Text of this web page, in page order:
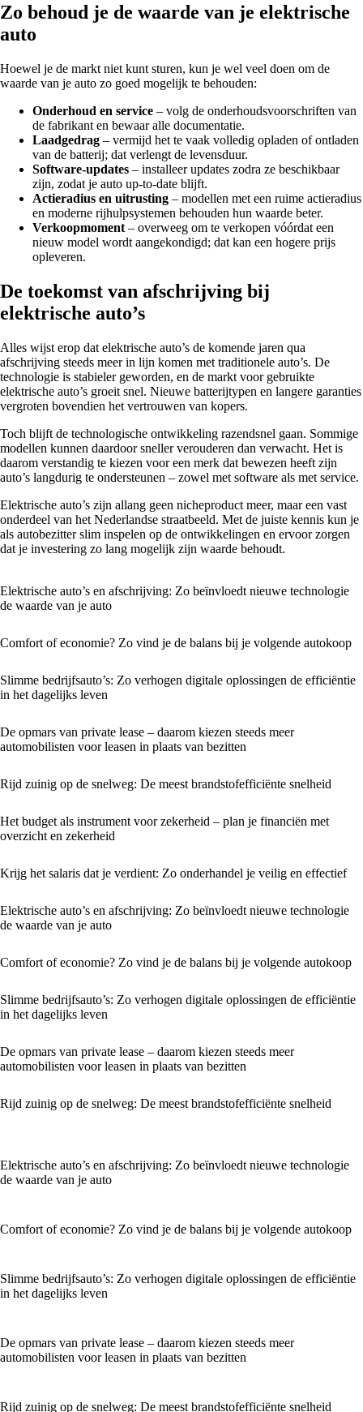
Zo behoud je de waarde van je elektrische
auto
Hoewel je de markt niet kunt sturen, kun je wel veel doen om de
waarde van je auto zo goed mogelijk te behouden:
Onderhoud en service – volg de onderhoudsvoorschriften van
de fabrikant en bewaar alle documentatie.
Laadgedrag – vermijd het te vaak volledig opladen of ontladen
van de batterij; dat verlengt de levensduur.
Software-updates – installeer updates zodra ze beschikbaar
zijn, zodat je auto up-to-date blijft.
Actieradius en uitrusting – modellen met een ruime actieradius
en moderne rijhulpsystemen behouden hun waarde beter.
Verkoopmoment – overweeg om te verkopen vóórdat een
nieuw model wordt aangekondigd; dat kan een hogere prijs
opleveren.
De toekomst van afschrijving bij
elektrische auto’s
Alles wijst erop dat elektrische auto’s de komende jaren qua
afschrijving steeds meer in lijn komen met traditionele auto’s. De
technologie is stabieler geworden, en de markt voor gebruikte
elektrische auto’s groeit snel. Nieuwe batterijtypen en langere garanties
vergroten bovendien het vertrouwen van kopers.
Toch blijft de technologische ontwikkeling razendsnel gaan. Sommige
modellen kunnen daardoor sneller verouderen dan verwacht. Het is
daarom verstandig te kiezen voor een merk dat bewezen heeft zijn
auto’s langdurig te ondersteunen – zowel met software als met service.
Elektrische auto’s zijn allang geen nicheproduct meer, maar een vast
onderdeel van het Nederlandse straatbeeld. Met de juiste kennis kun je
als autobezitter slim inspelen op de ontwikkelingen en ervoor zorgen
dat je investering zo lang mogelijk zijn waarde behoudt.
Elektrische auto’s en afschrijving: Zo beïnvloedt nieuwe technologie
de waarde van je auto
Comfort of economie? Zo vind je de balans bij je volgende autokoop
Slimme bedrijfsauto’s: Zo verhogen digitale oplossingen de efficiëntie
in het dagelijks leven
De opmars van private lease – daarom kiezen steeds meer
automobilisten voor leasen in plaats van bezitten
Rijd zuinig op de snelweg: De meest brandstofefficiënte snelheid
Het budget als instrument voor zekerheid – plan je financiën met
overzicht en zekerheid
Krijg het salaris dat je verdient: Zo onderhandel je veilig en effectief
Elektrische auto’s en afschrijving: Zo beïnvloedt nieuwe technologie
de waarde van je auto
Comfort of economie? Zo vind je de balans bij je volgende autokoop
Slimme bedrijfsauto’s: Zo verhogen digitale oplossingen de efficiëntie
in het dagelijks leven
De opmars van private lease – daarom kiezen steeds meer
automobilisten voor leasen in plaats van bezitten
Rijd zuinig op de snelweg: De meest brandstofefficiënte snelheid
Elektrische auto’s en afschrijving: Zo beïnvloedt nieuwe technologie
de waarde van je auto
Comfort of economie? Zo vind je de balans bij je volgende autokoop
Slimme bedrijfsauto’s: Zo verhogen digitale oplossingen de efficiëntie
in het dagelijks leven
De opmars van private lease – daarom kiezen steeds meer
automobilisten voor leasen in plaats van bezitten
Rijd zuinig op de snelweg: De meest brandstofefficiënte snelheid